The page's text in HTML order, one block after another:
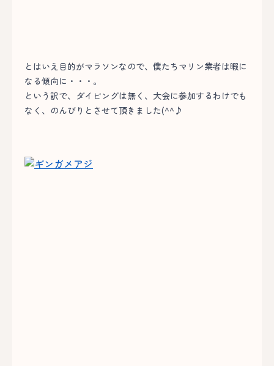
とはいえ目的がマラソンなので、僕たちマリン業者は暇に
なる傾向に・・・。
という訳で、ダイビングは無く、大会に参加するわけでも
なく、のんびりとさせて頂きました(^^♪